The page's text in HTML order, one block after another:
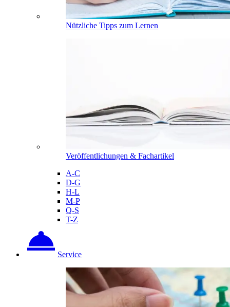
Nützliche Tipps zum Lernen
Veröffentlichungen & Fachartikel
A-C
D-G
H-L
M-P
Q-S
T-Z
Service